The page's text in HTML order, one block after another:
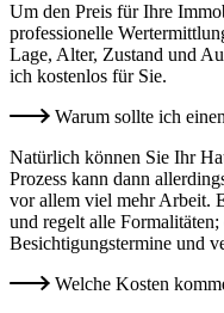
Um den Preis für Ihre
professionelle
Lage, Alter, Zustand und
ich kostenlos für Sie.
Warum sollte ich
Natürlich können Sie Ihr
Prozess kann dann
vor allem viel mehr Arbeit.
und regelt alle
Besichtigungstermine und
Welche Kosten